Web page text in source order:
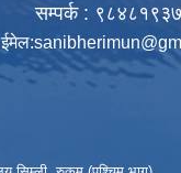
सम्पर्क :
ईमेल: